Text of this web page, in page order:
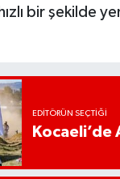
bir şekilde
EDITÖRÜN SEÇTIĞI